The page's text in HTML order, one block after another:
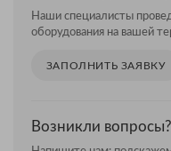
Наши специалисты
оборудования на вашей
ЗАПОЛНИТЬ ЗАЯВКУ
Возникли вопросы?